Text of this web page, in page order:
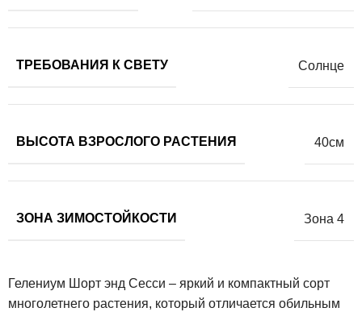
ТРЕБОВАНИЯ К СВЕТУ Солнце
ВЫСОТА ВЗРОСЛОГО РАСТЕНИЯ 40см
ЗОНА ЗИМОСТОЙКОСТИ Зона 4
Гелениум Шорт энд Сесси – яркий и компактный сорт
многолетнего растения, который отличается обильным